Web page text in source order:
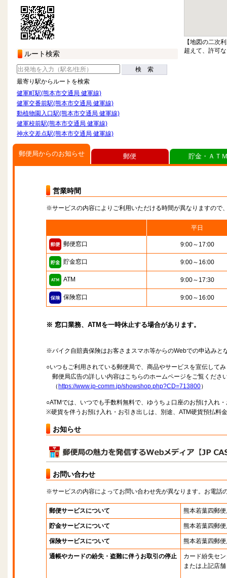
ルート検索
検 索
最寄り駅からルートを検索
健軍町駅(熊本市交通局 健軍線)
健軍交番前駅(熊本市交通局 健軍線)
動植物園入口駅(熊本市交通局 健軍線)
健軍校前駅(熊本市交通局 健軍線)
神水交差点駅(熊本市交通局 健軍線)
【地図の二次
超えて、許可
郵便局からのお知らせ
営業時間
※サービスの内容によりご利用いただける時間が異なりますので
平日
郵便窓口 9:00～17:00
貯金窓口 9:00～16:00
ATM 9:00～17:30
保険窓口 9:00～16:00
※ 窓口業務、ATMを一時休止する場合があります。
※バイク自賠責保険はお客さまスマホ等からのWebでの申込みと
○いつもご利用されている郵便局で、商品やサービスを宣伝して
郵便局広告の詳しい内容はこちらのホームページをご覧くださ
（ https://www.jp-comm.jp/showshop.php?CD=713800）
○ATMでは、いつでも手数料無料で、ゆうちょ口座のお預け入れ
※硬貨を伴うお預け入れ・お引き出しは、別途、ATM硬貨預払料
お知らせ
お問い合わせ
※サービスの内容によってお問い合わせ先が異なります。お電話
郵便サービスについて 熊本若葉四郵
貯金サービスについて 熊本若葉四郵
保険サービスについて 熊本若葉四郵
通帳やカードの紛失・盗難に伴うお取引の停止
カード紛失セ
または上記店舗
郵便 貯金・ＡＴ